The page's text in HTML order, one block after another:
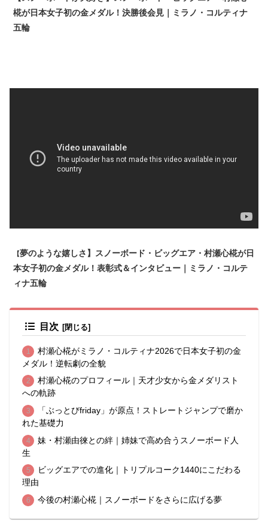
椛が日本女子初の金メダル！決勝後会見｜ミラノ・コルティナ
五輪
【夢のような嬉しさ】スノーボード・ビッグエア・村瀬心椛が日
本女子初の金メダル！表彰式＆インタビュー｜ミラノ・コルテ
ィナ五輪
目次
村瀬心椛がミラノ・コルティナ2026で日本女子初の金
メダル！逆転劇の全貌
村瀬心椛のプロフィール｜天才少女から金メダリスト
への軌跡
「ぶっとびfriday」が原点！ストレートジャンプで磨か
れた基礎力
妹・村瀬由徠との絆｜姉妹で高め合うスノーボード人
生
ビッグエアでの進化｜トリプルコーク1440にこだわる
理由
今後の村瀬心椛｜スノーボードをさらに広げる夢